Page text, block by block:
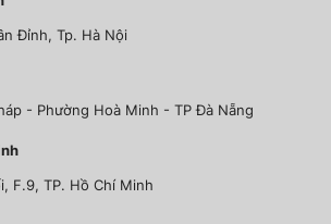
Đỉnh, Tp. Hà Nội
- Phường Hoà Minh - TP Đà Nẵng
F.9, TP. Hồ Chí Minh